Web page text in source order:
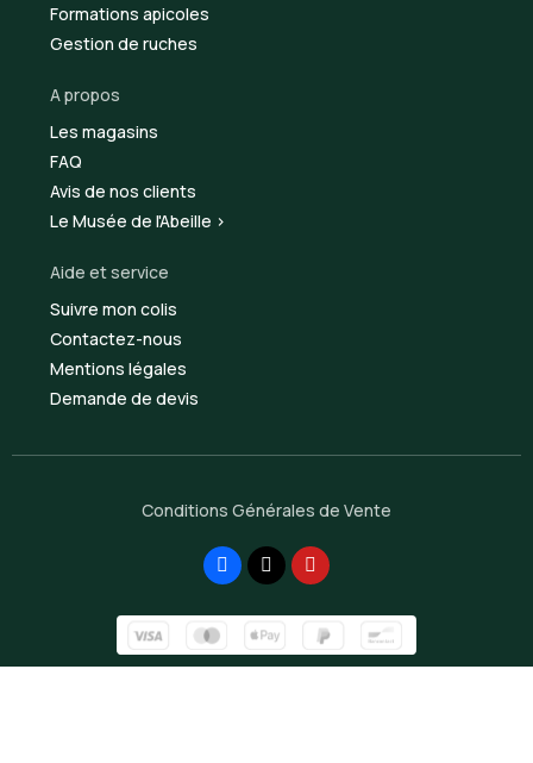
Formations apicoles
Gestion de ruches
A propos
Les magasins
FAQ
Avis de nos clients
Le Musée de l'Abeille >
Aide et service
Suivre mon colis
Contactez-nous
Mentions légales
Demande de devis
Conditions Générales de Vente